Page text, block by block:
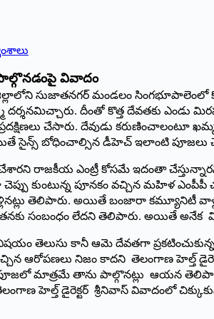
పాల్గొనడంపై వివాదం
‌జిల్లాలోని సుజాతనగర్‌ ‌మండలం
దీంతో కొత్త దేవతకు ఎండు
చేసారు. దేవుడు కరుణించాలంటూ
అయితే సైన్స్ ‌బోధించాల్సిన డీహెచ్‌ ఇలాంటి పూజలు
చేశారని రాజకీయ ఎంట్రీ కోసమే ఇదంతా
కుంటున్న పూనకం వచ్చిన మహిళ ఎంపీపీ
తెలిపారు. అయితే బంజారా కమ్యూనిటీ
సంబంధం లేదని తెలిపారు. అయితే అనేక
తెలుసు కానీ ఆమె దేవతగా
ఆరోపణలు నిజం కాదని తెలంగాణ హెల్త్
పూజలో మాత్రమే తాను పాల్గొనట్లు ఆయన
హెల్త్ ‌డైరెక్టర్‌ శ్రీ‌నివాస్‌ ‌వివాదంలో